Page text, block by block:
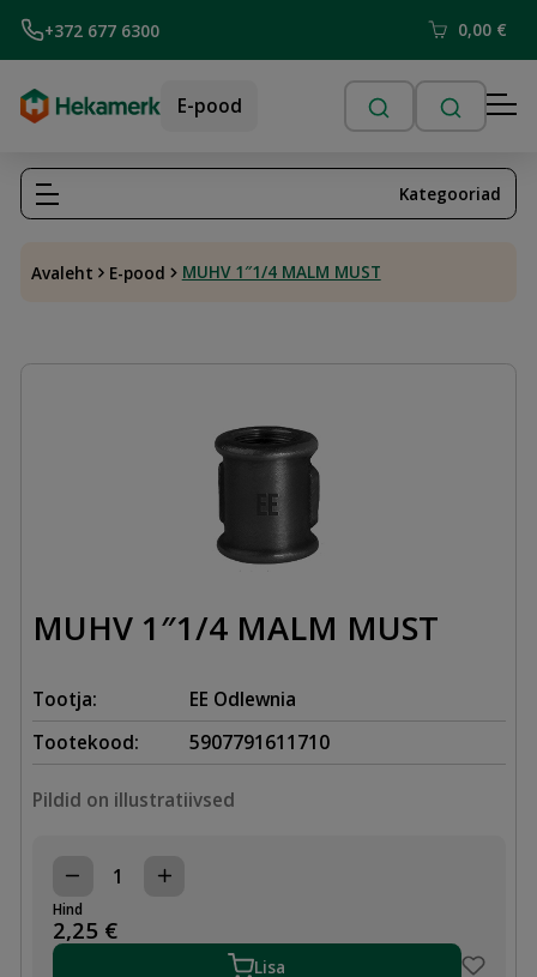
+372 677 6300 0,00 €
E-pood
Avaleht E-pood MUHV 1″1/4 MALM MUST
Kategooriad
MUHV 1″1/4 MALM MUST
Tootja:
EE Odlewnia
Tootekood:
5907791611710
Pildid on illustratiivsed
MUHV
1"1/4
MALM
MUST
Hind
2,25 €
Lisa